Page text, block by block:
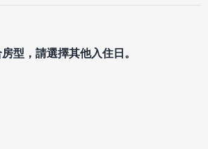
型，請選擇其他入住日。